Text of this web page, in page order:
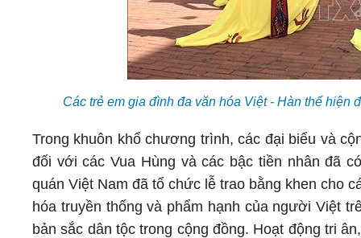
Các trẻ em gia đình đa văn hóa Việt - Hàn thể hiện
Trong khuôn khổ chương trình, các đại biểu và
đối với các Vua Hùng và các bậc tiền nhân đã
quán Việt Nam đã tổ chức lễ trao bằng khen cho
hóa truyền thống và phẩm hạnh của người Việt
bản sắc dân tộc trong cộng đồng. Hoạt động tri